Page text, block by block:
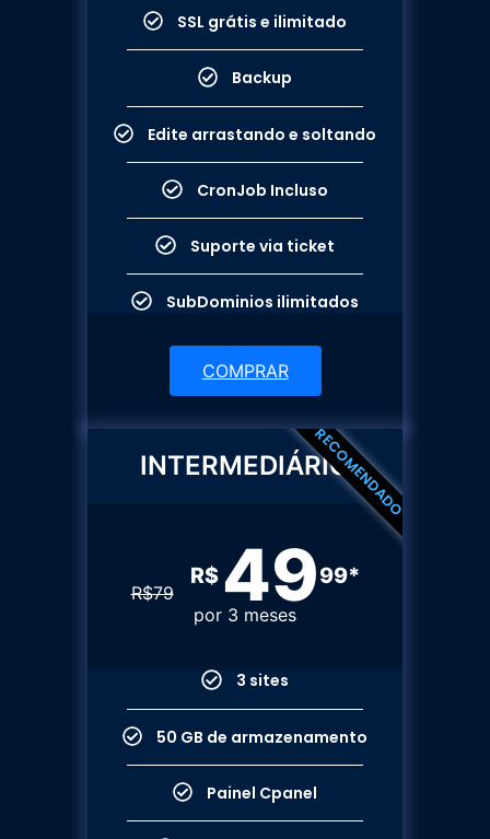
SSL grátis e ilimitado
Backup
Edite arrastando e soltando
CronJob Incluso​​
Suporte via ticket​​
SubDominios ilimitados​
COMPRAR
INTERMEDIÁRIO
R$79
R$ 4999*
por 3 meses
3 sites
50 GB de armazenamento
Painel Cpanel
RECOMENDADO